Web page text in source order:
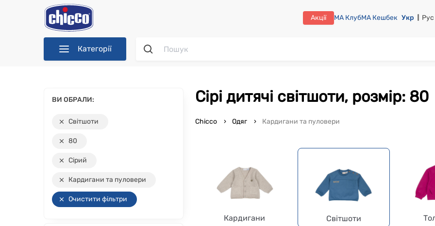
Акції МА КлубМА Кешбек Укр Рус
Категорії
ВИ ОБРАЛИ:
Світшоти
80
Сірий
Кардигани та пуловери
Очистити фільтри
Сірі дитячі світшоти, розмір: 80
Chicco Одяг Кардигани та пуловери
Кардигани Світшоти